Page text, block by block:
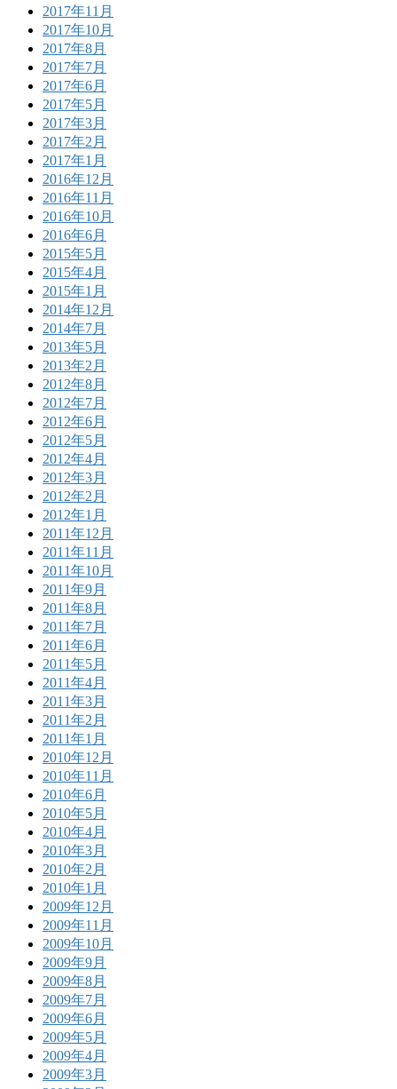
2017年11月
2017年10月
2017年8月
2017年7月
2017年6月
2017年5月
2017年3月
2017年2月
2017年1月
2016年12月
2016年11月
2016年10月
2016年6月
2015年5月
2015年4月
2015年1月
2014年12月
2014年7月
2013年5月
2013年2月
2012年8月
2012年7月
2012年6月
2012年5月
2012年4月
2012年3月
2012年2月
2012年1月
2011年12月
2011年11月
2011年10月
2011年9月
2011年8月
2011年7月
2011年6月
2011年5月
2011年4月
2011年3月
2011年2月
2011年1月
2010年12月
2010年11月
2010年6月
2010年5月
2010年4月
2010年3月
2010年2月
2010年1月
2009年12月
2009年11月
2009年10月
2009年9月
2009年8月
2009年7月
2009年6月
2009年5月
2009年4月
2009年3月